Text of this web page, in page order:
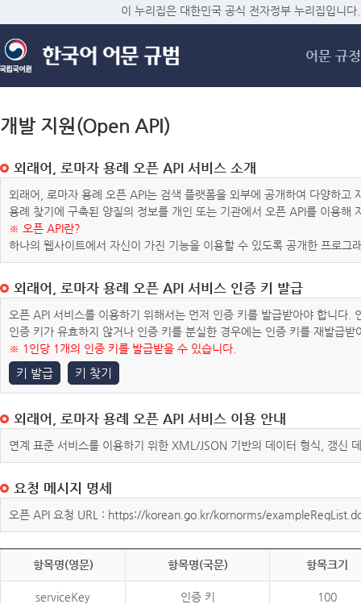
메
이 누리집은 대한민국 공식 전자정부 누리집입니다.
어문 규정
개발 지원(Open API)
외래어, 로마자 용례 오픈 API 서비스 소개
외래어, 로마자 용례 오픈 API는 검색 플랫폼을 외부에 공개하여 다양하
용례 찾기에 구축된 양질의 정보를 개인 또는 기관에서 오픈 API를 이용해
※ 오픈 API란?
하나의 웹사이트에서 자신이 가진 기능을 이용할 수 있도록 공개한 프로그
외래어, 로마자 용례 오픈 API 서비스 인증 키 발급
오픈 API 서비스를 이용하기 위해서는 먼저 인증 키를 발급받아야 합니다
인증 키가 유효하지 않거나 인증 키를 분실한 경우에는 인증 키를 재발급받
※ 1인당 1개의 인증 키를 발급받을 수 있습니다.
키 발급 키 찾기
외래어, 로마자 용례 오픈 API 서비스 이용 안내
연계 표준 서비스를 이용하기 위한 XML/JSON 기반의 데이터 형식, 갱신
요청 메시지 명세
오픈 API 요청 URL : https://korean.go.kr/kornorms/
항목명(영문) 항목명(국문) 항목크기
serviceKey 인증 키 100